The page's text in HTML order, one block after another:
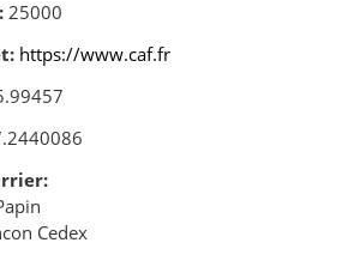
25000
https://www.caf.fr
Cedex